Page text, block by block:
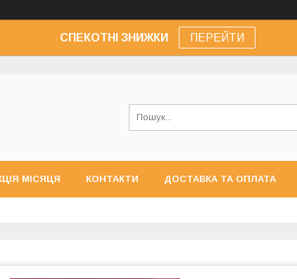
СПЕКОТНІ ЗНИЖКИ ПЕРЕЙТИ
МІСЯЦЯ КОНТАКТИ ДОСТАВКА ТА ОПЛАТА